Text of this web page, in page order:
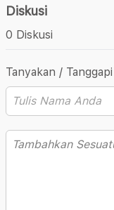
Diskusi
0 Diskusi
Tanyakan /